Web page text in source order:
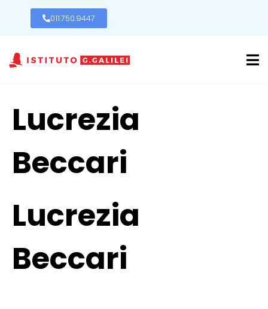
011.750.9447
Lucrezia
Beccari
Lucrezia
Beccari